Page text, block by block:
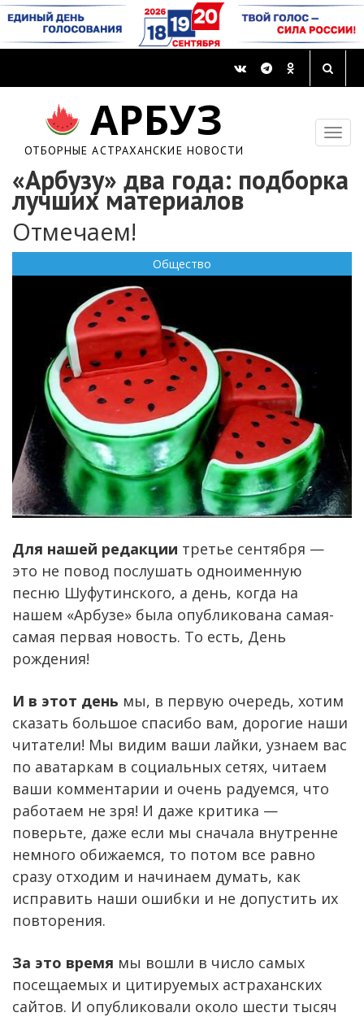
АРБУЗ
ОТБОРНЫЕ АСТРАХАНСКИЕ НОВОСТИ
«Арбузу» два года: подборка
лучших материалов
Отмечаем!
Общество
Для нашей редакции третье сентября —
это не повод послушать одноименную
песню Шуфутинского, а день, когда на
нашем «Арбузе» была опубликована самая-
самая первая новость. То есть, День
рождения!
И в этот день мы, в первую очередь, хотим
сказать большое спасибо вам, дорогие наши
читатели! Мы видим ваши лайки, узнаем вас
по аватаркам в социальных сетях, читаем
ваши комментарии и очень радуемся, что
работаем не зря! И даже критика —
поверьте, даже если мы сначала внутренне
немного обижаемся, то потом все равно
сразу отходим и начинаем думать, как
исправить наши ошибки и не допустить их
повторения.
За это время мы вошли в число самых
посещаемых и цитируемых астраханских
сайтов. И опубликовали около шести тысяч